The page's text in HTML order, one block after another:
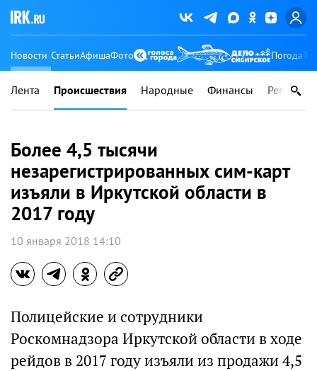
Новости СтатьиАфишаФото Погода
Лента Происшествия Народные Финансы Регионы
Более 4,5 тысячи
незарегистрированных сим-карт
изъяли в Иркутской области в
2017 году
10 января 2018 14:10
Полицейские и сотрудники
Роскомнадзора Иркутской области в ходе
рейдов в 2017 году изъяли из продажи 4,5